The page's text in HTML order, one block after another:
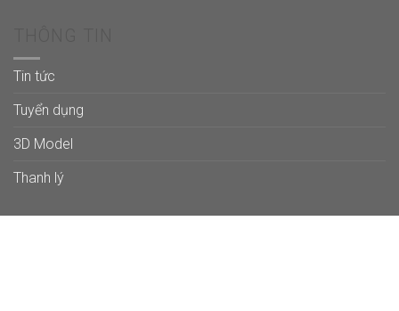
Tin tức
Tuyển dụng
3D Model
Thanh lý